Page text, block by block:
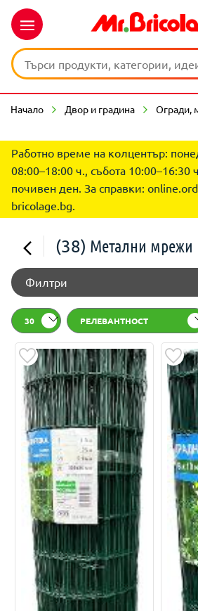
Начало Двор и градина Огради,
Работно време на колцентър:
08:00–18:00 ч., събота 10:00–16:30
почивен ден. За справки:
bricolage.bg.
(38) Метални мрежи
Филтри
30 РЕЛЕВАНТНОСТ